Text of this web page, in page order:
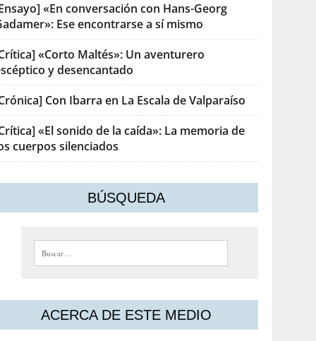
«En conversación con Hans-Georg
Ese encontrarse a sí mismo
«Corto Maltés»: Un aventurero
y desencantado
Con Ibarra en La Escala de Valparaíso
«El sonido de la caída»: La memoria de
cuerpos silenciados
BÚSQUEDA
Buscar:
ACERCA DE ESTE MEDIO